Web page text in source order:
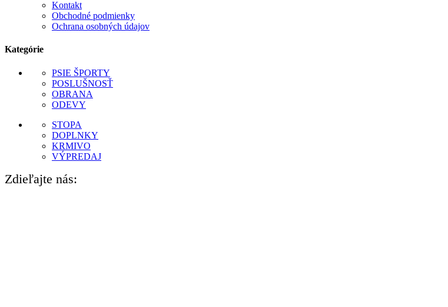
Kontakt
Obchodné podmienky
Ochrana osobných údajov
Kategórie
PSIE ŠPORTY
POSLUŠNOSŤ
OBRANA
ODEVY
STOPA
DOPLNKY
KRMIVO
VÝPREDAJ
Zdieľajte nás: